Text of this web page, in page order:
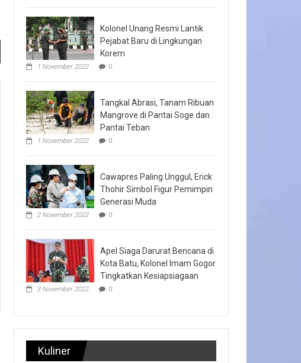
Kolonel Unang Resmi Lantik
Pejabat Baru di Lingkungan
Korem
1 November 2022 0
Tangkal Abrasi, Tanam Ribuan
Mangrove di Pantai Soge dan
Pantai Teban
1 November 2022 0
Cawapres Paling Unggul, Erick
Thohir Simbol Figur Pemimpin
Generasi Muda
2 November 2022 0
Apel Siaga Darurat Bencana di
Kota Batu, Kolonel Imam Gogor
Tingkatkan Kesiapsiagaan
3 November 2022 0
Kuliner